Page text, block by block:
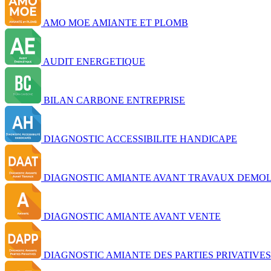
AMO MOE AMIANTE ET PLOMB
AUDIT ENERGETIQUE
BILAN CARBONE ENTREPRISE
DIAGNOSTIC ACCESSIBILITE HANDICAPE
DIAGNOSTIC AMIANTE AVANT TRAVAUX
DIAGNOSTIC AMIANTE AVANT VENTE
DIAGNOSTIC AMIANTE DES PARTIES PRIVATIVES